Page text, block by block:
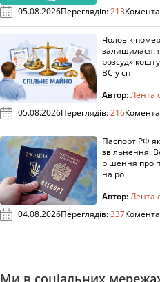
05.08.2026Переглядів:213
Чоловік
залишилася:
розсуд»
ВС у сп
Автор:Лента
05.08.2026Переглядів:216
Паспорт РФ
звільнення:
рішення про
на ро
Автор:Лента
04.08.2026Переглядів:337
Ми в соціальних